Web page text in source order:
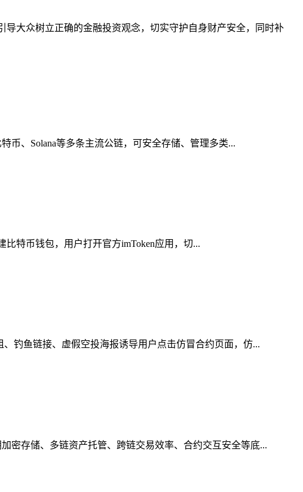
大众树立正确的金融投资观念，切实守护自身财产安全，同时补
币、Solana等多条主流公链，可安全存储、管理多类...
特币钱包，用户打开官方imToken应用，切...
钓鱼链接、虚假空投海报诱导用户点击仿冒合约页面，仿...
密存储、多链资产托管、跨链交易效率、合约交互安全等底...